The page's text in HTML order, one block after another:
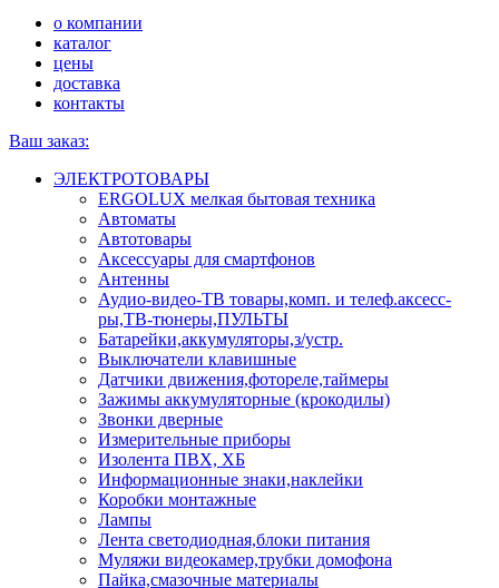
о компании
каталог
цены
доставка
контакты
Ваш заказ:
ЭЛЕКТРОТОВАРЫ
ERGOLUX мелкая бытовая техника
Автоматы
Автотовары
Аксессуары для смартфонов
Антенны
Аудио-видео-ТВ товары,комп. и телеф.аксесс-
ры,ТВ-тюнеры,ПУЛЬТЫ
Батарейки,аккумуляторы,з/устр.
Выключатели клавишные
Датчики движения,фотореле,таймеры
Зажимы аккумуляторные (крокодилы)
Звонки дверные
Измерительные приборы
Изолента ПВХ, ХБ
Информационные знаки,наклейки
Коробки монтажные
Лампы
Лента светодиодная,блоки питания
Муляжи видеокамер,трубки домофона
Пайка,смазочные материалы